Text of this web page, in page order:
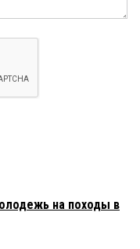
на походы в